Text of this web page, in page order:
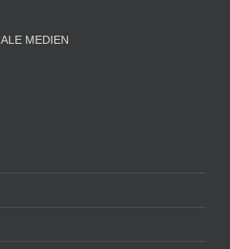
MEDIEN